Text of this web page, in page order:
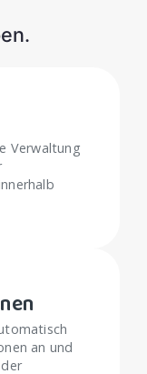
Verwaltung
an und